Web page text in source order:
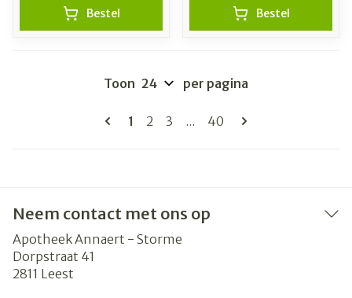
Bestel Bestel
Pagina's
U lees momenteel pagina
1 Pagina
2 Pagina
3 ... Pagina
40
Toon per pagina
Neem contact met ons op
Apotheek Annaert - Storme
Dorpstraat 41
2811 Leest